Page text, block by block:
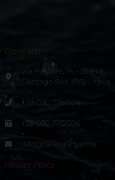
Contatti
Via Pastore, 14 - 25046
Cazzago S.M. (BS) - Italia
+39 030 7751504
+39 030 7751506
info@safesafety.com
Privacy Policy